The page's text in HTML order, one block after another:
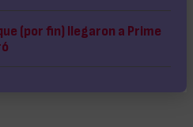
(por fin) llegaron a Prime